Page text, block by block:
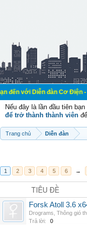
đàn Cơ Điện - Diễn đàn
Nếu đây là lần đầu tiên
để trở thành thành viên
Trang chủ Diễn đàn
1 2 3 4 5 6 →
TIÊU ĐỀ
Forsk Atoll 3.6
Drograms Thông gió
Trả lời:
0